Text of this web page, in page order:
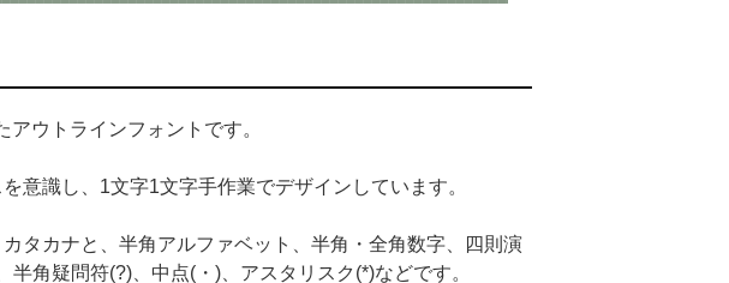
ウトラインフォントです。
意識し、1文字1文字手作業でデザインしています。
タカナと、半角アルファベット、半角・全角数字、四則演
角疑問符(?)、中点(・)、アスタリスク(*)などです。